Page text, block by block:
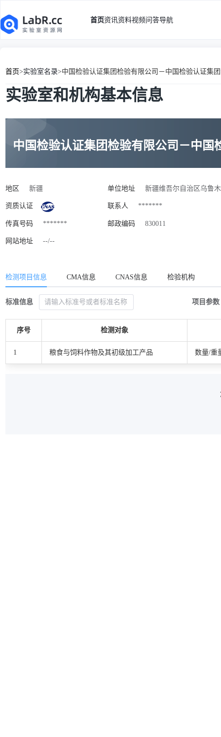
首页资讯资料视频问答导航
首页>实验室名录>中国检验认证集团检验有限公司－中国检验认证集
实验室和机构基本信息
中国检验认证集团检验有限公司－中国
地区 新疆 单位地址 新疆维吾尔自治区乌鲁
资质认证 联系人 *******
传真号码 ******* 邮政编码 830011
网站地址 --/--
检测项目信息 CMA信息 CNAS信息 检验机构
标准信息 项目参数
序号 检测对象
1 粮食与饲料作物及其初级加工产品 数量/重